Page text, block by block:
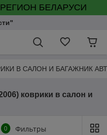
БЕЛАРУСИ
В САЛОН И БАГАЖНИК
коврики в салон и
0 Фильтры